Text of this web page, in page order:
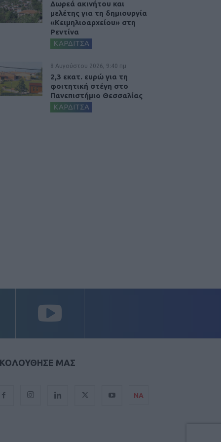
Δωρεά ακινήτου και
μελέτης για τη δημιουργία
«Κειμηλιοαρχείου» στη
Ρεντίνα
ΚΑΡΔΙΤΣΑ
8 Αυγούστου 2026, 9:40 πμ
2,3 εκατ. ευρώ για τη
φοιτητική στέγη στο
Πανεπιστήμιο Θεσσαλίας
ΚΑΡΔΙΤΣΑ
ΜΑΣ
ΝΑ